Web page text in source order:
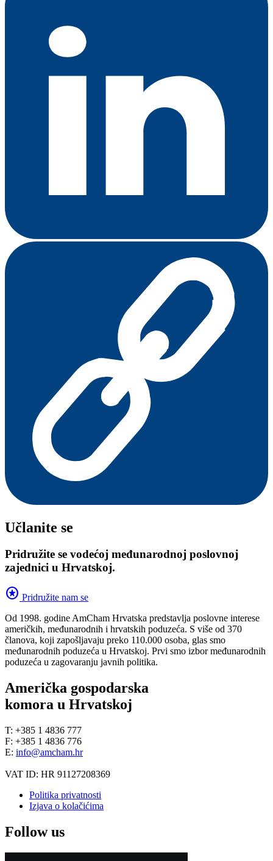
Učlanite se
Pridružite se vodećoj međunarodnoj poslovnoj
zajednici u Hrvatskoj.
stars Pridružite nam se
Od 1998. godine AmCham Hrvatska predstavlja poslovne interese
američkih, međunarodnih i hrvatskih poduzeća. S više od 370
članova, koji zapošljavaju preko 110.000 osoba, glas smo
međunarodnih poduzeća u Hrvatskoj. Prvi smo izbor međunarodnih
poduzeća u zagovaranju javnih politika.
Američka gospodarska
komora u Hrvatskoj
T: +385 1 4836 777
F: +385 1 4836 776
E: info@amcham.hr
VAT ID: HR 91127208369
Politika privatnosti
Izjava o kolačićima
Follow us